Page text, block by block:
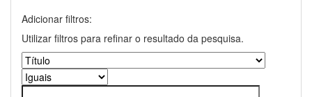
Adicionar filtros:
Utilizar filtros para refinar o resultado da pesquisa.